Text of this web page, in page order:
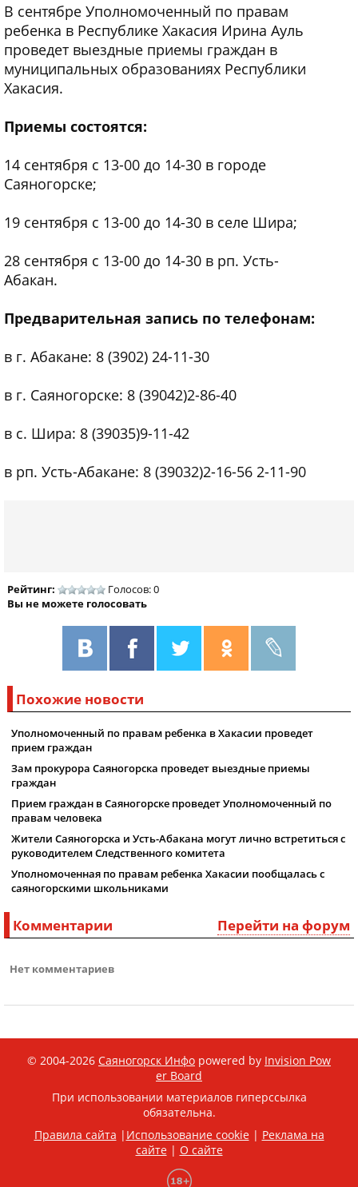
В сентябре Уполномоченный по правам
ребенка в Республике Хакасия Ирина Ауль
проведет выездные приемы граждан в
муниципальных образованиях Республики
Хакасия.
Приемы состоятся:
14 сентября с 13-00 до 14-30 в городе
Саяногорске;
19 сентября с 13-00 до 14-30 в селе Шира;
28 сентября с 13-00 до 14-30 в рп. Усть-
Абакан.
Предварительная запись по телефонам:
в г. Абакане: 8 (3902) 24-11-30
в г. Саяногорске: 8 (39042)2-86-40
в с. Шира: 8 (39035)9-11-42
в рп. Усть-Абакане: 8 (39032)2-16-56 2-11-90
Рейтинг:
Голосов: 0
Вы не можете голосовать
Похожие новости
Уполномоченный по правам ребенка в Хакасии проведет
прием граждан
Зам прокурора Саяногорска проведет выездные приемы
граждан
Прием граждан в Саяногорске проведет Уполномоченный по
правам человека
Жители Саяногорска и Усть-Абакана могут лично встретиться с
руководителем Следственного комитета
Уполномоченная по правам ребенка Хакасии пообщалась с
саяногорскими школьниками
Перейти на форум
Комментарии
Нет комментариев
© 2004-2026 Саяногорск Инфо powered by Invision Pow
er Board
При использовании материалов гиперссылка
обязательна.
Правила сайта | Использование cookie| Реклама на
сайте| О сайте